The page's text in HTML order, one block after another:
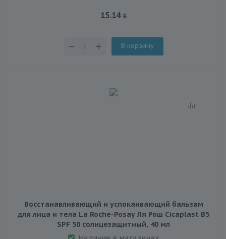
15.14
В корзину
Восстанавливающий и успокаивающий бальзам
для лица и тела La Roche-Posay Ля Рош Cicaplast B5
SPF 50 солнцезащитный, 40 мл